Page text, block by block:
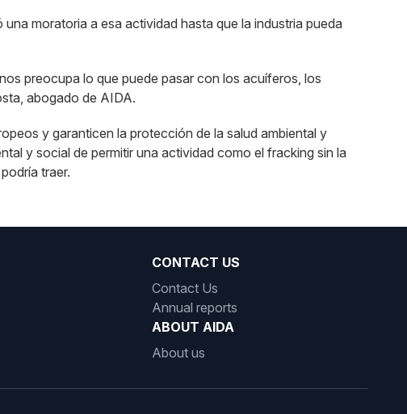
moratoria a esa actividad hasta que la industria pueda
preocupa lo que puede pasar con los acuíferos, los
abogado de AIDA.
y garanticen la protección de la salud ambiental y
y social de permitir una actividad como el fracking sin la
traer.
CONTACT US
Contact Us
Annual reports
ABOUT AIDA
About us